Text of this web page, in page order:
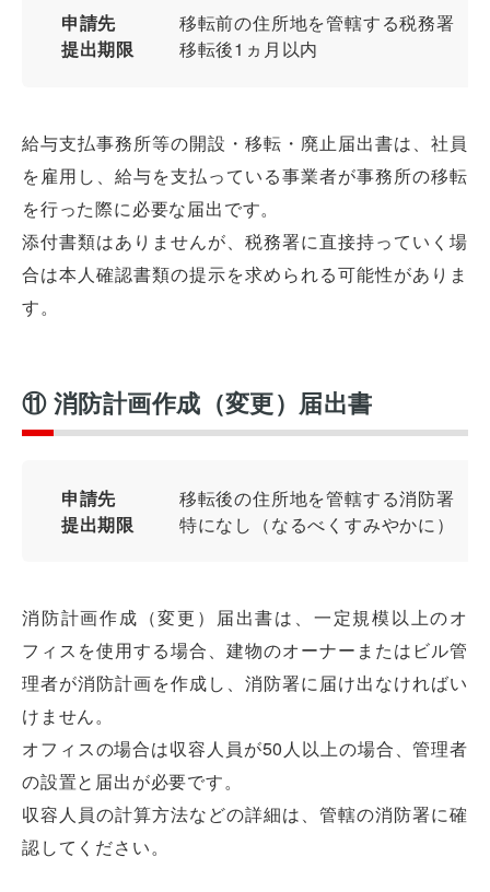
申請先
移転前の住所地を管轄する税務署
提出期限
移転後1ヵ月以内
給与支払事務所等の開設・移転・廃止届出書は、社員
を雇用し、給与を支払っている事業者が事務所の移転
を行った際に必要な届出です。
添付書類はありませんが、税務署に直接持っていく場
合は本人確認書類の提示を求められる可能性がありま
す。
⑪ 消防計画作成（変更）届出書
申請先
移転後の住所地を管轄する消防署
提出期限
特になし（なるべくすみやかに）
消防計画作成（変更）届出書は、一定規模以上のオ
フィスを使用する場合、建物のオーナーまたはビル管
理者が消防計画を作成し、消防署に届け出なければい
けません。
オフィスの場合は収容人員が50人以上の場合、管理者
の設置と届出が必要です。
収容人員の計算方法などの詳細は、管轄の消防署に確
認してください。
や
予算の相談、見積依頼など
お気軽にご相談ください！